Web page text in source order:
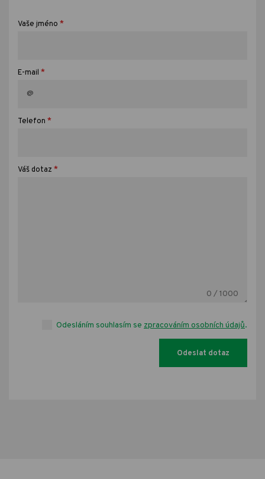
Vaše jméno *
E-mail *
Telefon *
Váš dotaz *
0 / 1000
Odesláním souhlasím se zpracováním osobních údajů.